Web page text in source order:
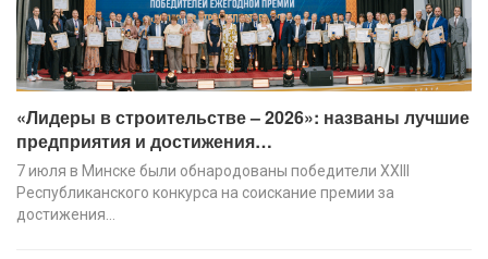
«Лидеры в строительстве – 2026»: названы лучшие
предприятия и достижения…
7 июля в Минске были обнародованы победители XХIII
Республиканского конкурса на соискание премии за
достижения…